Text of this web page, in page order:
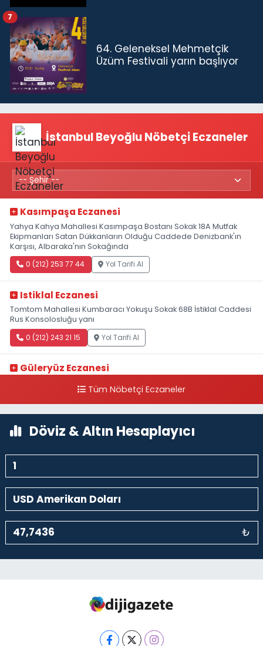
64. Geleneksel Mehmetçik
Üzüm Festivali yarın başlıyor
7
İstanbul Beyoğlu Nöbetçi Eczaneler
Kasımpaşa Eczanesi
Yahya Kahya Mahallesi Kasımpaşa Bostanı Sokak 18A Mutfak
Ekipmanları Satan Dükkanların Olduğu Caddede Denizbank'ın
Karşısı, Albaraka'nın Sokağında
0 (212) 253 77 44 Yol Tarifi Al
Istiklal Eczanesi
Tomtom Mahallesi Kumbaracı Yokuşu Sokak 68B İstiklal Caddesi
Rus Konsolosluğu yanı
0 (212) 243 21 15 Yol Tarifi Al
Güleryüz Eczanesi
kalaycıbahçe Meydana DoğruTüm Nöbetçi Eczaneler
Döviz & Altın Hesaplayıcı
₺